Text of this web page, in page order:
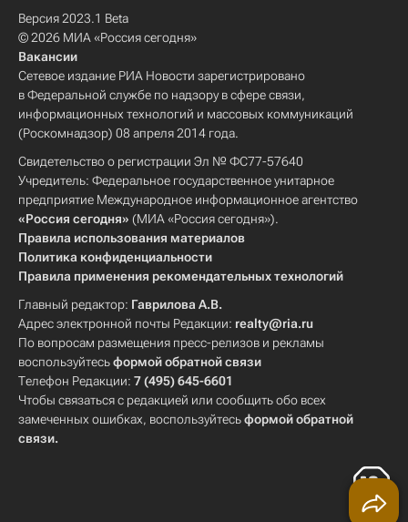
Версия 2023.1 Beta
© 2026 МИА «Россия сегодня»
Вакансии
Сетевое издание РИА Новости зарегистрировано
в Федеральной службе по надзору в сфере связи,
информационных технологий и массовых коммуникаций
(Роскомнадзор) 08 апреля 2014 года.
Свидетельство о регистрации Эл № ФС77-57640
Учредитель: Федеральное государственное унитарное
предприятие Международное информационное агентство
«Россия сегодня» (МИА «Россия сегодня»).
Правила использования материалов
Политика конфиденциальности
Правила применения рекомендательных технологий
Главный редактор: Гаврилова А.В.
Адрес электронной почты Редакции: realty@ria.ru
По вопросам размещения пресс-релизов и рекламы
воспользуйтесьформой обратной связи
Телефон Редакции: 7 (495) 645-6601
Чтобы связаться с редакцией или сообщить обо всех
замеченных ошибках, воспользуйтесьформой обратной
связи.